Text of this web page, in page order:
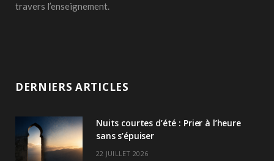
travers l’enseignement.
DERNIERS ARTICLES
Nuits courtes d’été : Prier à l’heure
sans s’épuiser
22 JUILLET 2026